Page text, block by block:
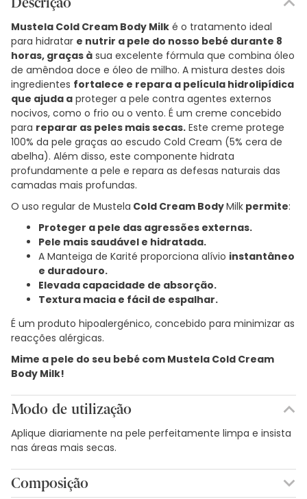
Mustela Cold Cream Body Milk é o tratamento ideal
para hidratar e nutrir a pele do nosso bebé durante 8
horas, graças à sua excelente fórmula que combina óleo
de amêndoa doce e óleo de milho. A mistura destes dois
ingredientes fortalece e repara a película hidrolipídica
que ajuda a proteger a pele contra agentes externos
nocivos, como o frio ou o vento. É um creme concebido
para reparar as peles mais secas. Este creme protege
100% da pele graças ao escudo Cold Cream (5% cera de
abelha). Além disso, este componente hidrata
profundamente a pele e repara as defesas naturais das
camadas mais profundas.
O uso regular de Mustela Cold Cream BodyMilk permite:
Proteger a pele das agressões externas.
Pele mais saudável e hidratada.
A Manteiga de Karité proporciona alívio instantâneo
e duradouro.
Elevada capacidade de absorção.
Textura macia e fácil de espalhar.
É um produto hipoalergénico, concebido para minimizar as
reacções alérgicas.
Mime a pele do seu bebé com Mustela Cold Cream
Body Milk!
Modo de utilização
Aplique diariamente na pele perfeitamente limpa e insista
nas áreas mais secas.
Composição